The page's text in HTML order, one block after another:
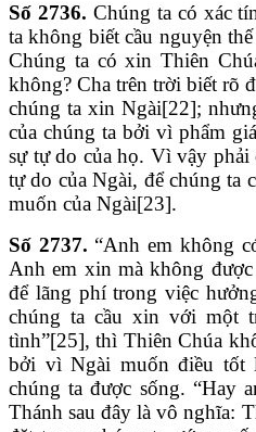
Số 2736. Chúng ta có xác
ta không biết cầu nguyện
Chúng ta có xin Thiên
không? Cha trên trời biết rõ
chúng ta xin Ngài[22];
của chúng ta bởi vì phẩm
sự tự do của họ. Vì vậy
tự do của Ngài, để chúng ta
muốn của Ngài[23].
Số 2737. “Anh em không
Anh em xin mà không
để lãng phí trong việc
chúng ta cầu xin với một
tình”[25], thì Thiên Chúa
bởi vì Ngài muốn điều tốt
chúng ta được sống. “Hay
Thánh sau đây là vô nghĩa: